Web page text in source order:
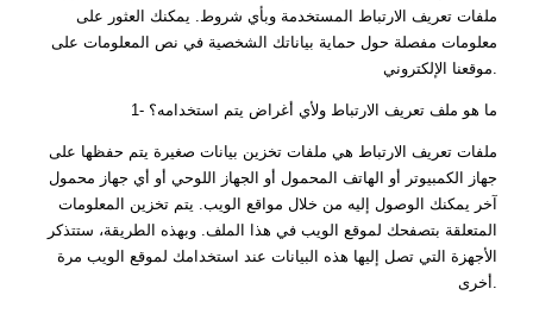
ملفات تعريف الارتباط المستخدمة وبأي شروط. يمكنك العثور على
معلومات مفصلة حول حماية بياناتك الشخصية في نص المعلومات على
موقعنا الإلكتروني.
1- ما هو ملف تعريف الارتباط ولأي أغراض يتم استخدامه؟
ملفات تعريف الارتباط هي ملفات تخزين بيانات صغيرة يتم حفظها على
جهاز الكمبيوتر أو الهاتف المحمول أو الجهاز اللوحي أو أي جهاز محمول
آخر يمكنك الوصول إليه من خلال مواقع الويب. يتم تخزين المعلومات
المتعلقة بتصفحك لموقع الويب في هذا الملف. وبهذه الطريقة، ستتذكر
الأجهزة التي تصل إليها هذه البيانات عند استخدامك لموقع الويب مرة
أخرى.